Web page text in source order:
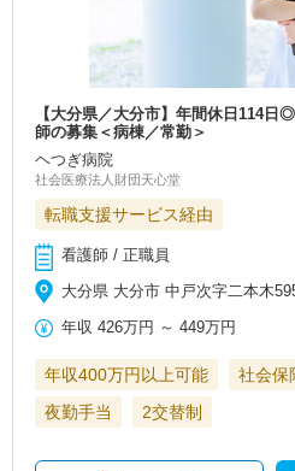
【大分県／大分市】年間休日114
師の募集＜病棟／常勤＞
ヘつぎ病院
社会医療法人財団天心堂
転職支援サービス経由
看護師 / 正職員
大分県 大分市 中戸次字二本木
年収 426万円 ～449万円
年収400万円以上可能 社会保
夜勤手当
2交替制